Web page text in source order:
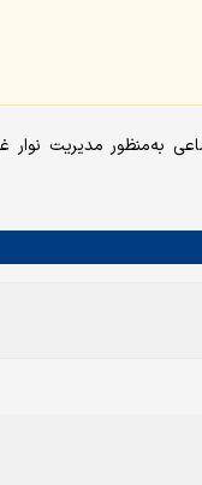
به‌منظور مدیریت نوار